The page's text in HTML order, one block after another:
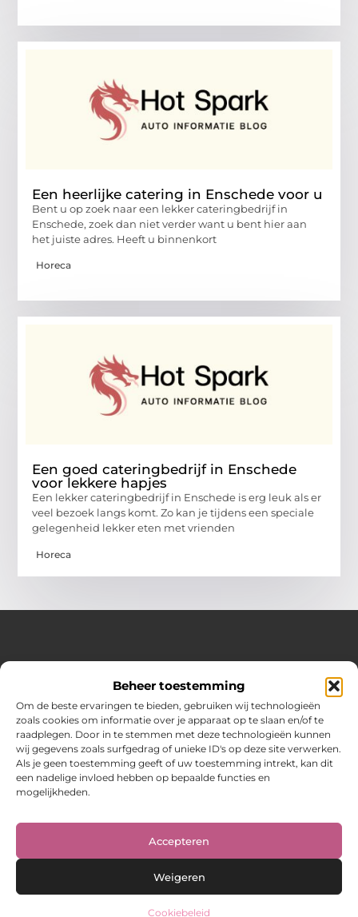
Beheer toestemming
Om de beste ervaringen te bieden, gebruiken wij technologieën
zoals cookies om informatie over je apparaat op te slaan en/of te
raadplegen. Door in te stemmen met deze technologieën kunnen
wij gegevens zoals surfgedrag of unieke ID's op deze site verwerken.
Als je geen toestemming geeft of uw toestemming intrekt, kan dit
een nadelige invloed hebben op bepaalde functies en
mogelijkheden.
Accepteren
Weigeren
Cookiebeleid
Een heerlijke catering in Enschede voor u
Bent u op zoek naar een lekker cateringbedrijf in
Enschede, zoek dan niet verder want u bent hier aan
het juiste adres. Heeft u binnenkort
Horeca
Een goed cateringbedrijf in Enschede
voor lekkere hapjes
Een lekker cateringbedrijf in Enschede is erg leuk als er
veel bezoek langs komt. Zo kan je tijdens een speciale
gelegenheid lekker eten met vrienden
Horeca
Jouw bron voor inspiratie en praktische tips voor het
dagelijks leven.
Verken een gevarieerde selectie blogs en artikelen boordevol
handige adviezen en verrassende inzichten om elke dag
optimaal te benutten.
Bericht categorie